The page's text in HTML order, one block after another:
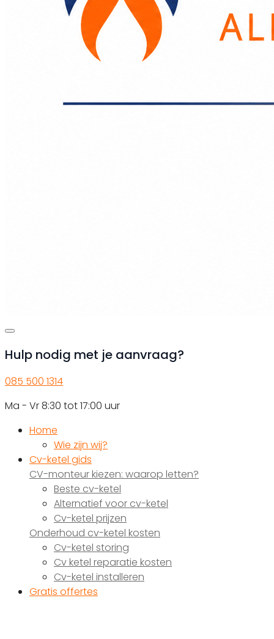
Hulp nodig met je aanvraag?
085 500 1314
Ma - Vr 8:30 tot 17:00 uur
Home
Wie zijn wij?
Cv-ketel gids
CV-monteur kiezen: waarop letten?
Beste cv-ketel
Alternatief voor cv-ketel
Cv-ketel prijzen
Onderhoud cv-ketel kosten
Cv-ketel storing
Cv ketel reparatie kosten
Cv-ketel installeren
Gratis offertes